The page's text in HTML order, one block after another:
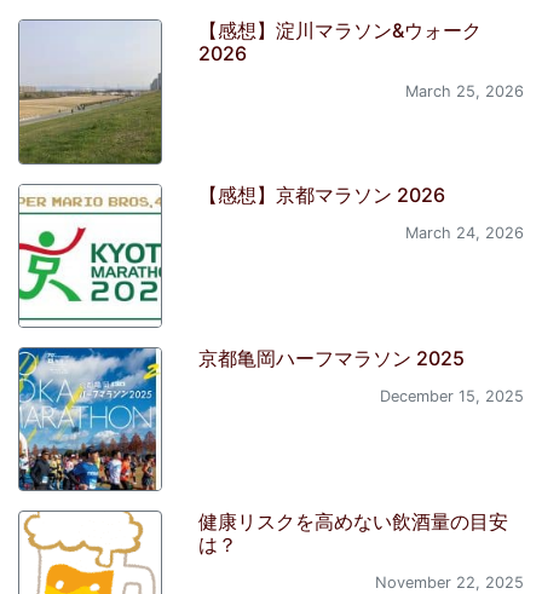
【感想】淀川マラソン&ウォーク
2026
March 25, 2026
【感想】京都マラソン 2026
March 24, 2026
京都亀岡ハーフマラソン 2025
December 15, 2025
健康リスクを高めない飲酒量の目安
は？
November 22, 2025